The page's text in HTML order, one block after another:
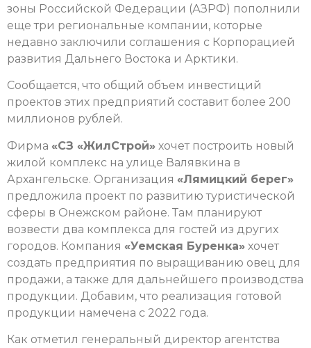
зоны Российской Федерации (АЗРФ) пополнили
еще три региональные компании, которые
недавно заключили соглашения с Корпорацией
развития Дальнего Востока и Арктики.
Сообщается, что общий объем инвестиций
проектов этих предприятий составит более 200
миллионов рублей.
Фирма «СЗ «ЖилСтрой» хочет построить новый
жилой комплекс на улице Валявкина в
Архангельске. Организация «Лямицкий берег»
предложила проект по развитию туристической
сферы в Онежском районе. Там планируют
возвести два комплекса для гостей из других
городов. Компания «Уемская Буренка» хочет
создать предприятия по выращиванию овец для
продажи, а также для дальнейшего производства
продукции. Добавим, что реализация готовой
продукции намечена с 2022 года.
Как отметил генеральный директор агентства